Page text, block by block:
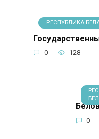
РЕСПУБЛИКА
0 128
0